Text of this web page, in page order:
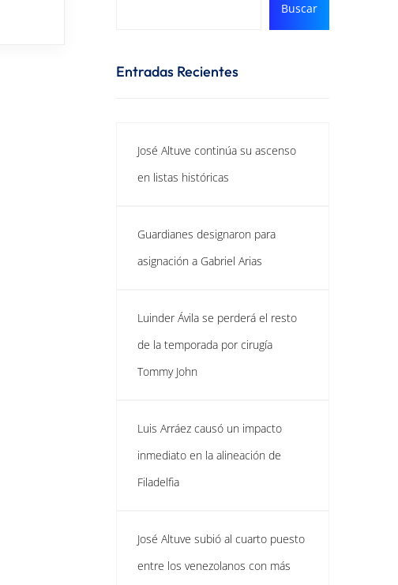
Buscar
Entradas Recientes
José Altuve continúa su ascenso
en listas históricas
Guardianes designaron para
asignación a Gabriel Arias
Luinder Ávila se perderá el resto
de la temporada por cirugía
Tommy John
Luis Arráez causó un impacto
inmediato en la alineación de
Filadelfia
José Altuve subió al cuarto puesto
entre los venezolanos con más